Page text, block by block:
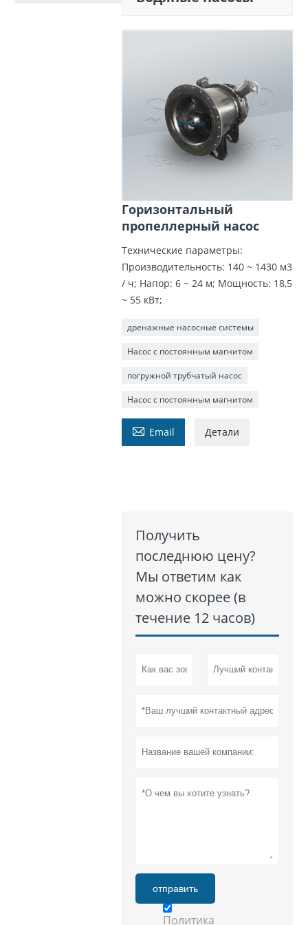
Горизонтальный
пропеллерный насос
Технические параметры:
Производительность: 140 ~ 1430 м3
/ ч; Напор: 6 ~ 24 м; Мощность: 18,5
~ 55 кВт;
дренажные насосные системы
Насос с постоянным магнитом
погружной трубчатый насос
Насос с постоянным магнитом
 Email Детали
Получить
последнюю цену?
Мы ответим как
можно скорее (в
течение 12 часов)
отправить
Политика